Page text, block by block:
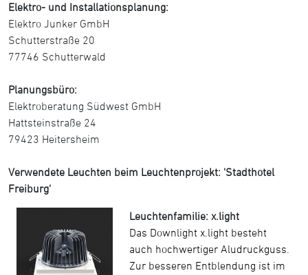
Elektro- und Installationsplanung:
Elektro Junker GmbH
Schutterstraße 20
77746 Schutterwald
Planungsbüro:
Elektroberatung Südwest GmbH
Hattsteinstraße 24
79423 Heitersheim
Verwendete Leuchten beim Leuchtenprojekt: 'Stadthotel
Freiburg'
Leuchtenfamilie: x.light
Das Downlight x.light besteht
auch hochwertiger Aludruckguss.
Zur besseren Entblendung ist im